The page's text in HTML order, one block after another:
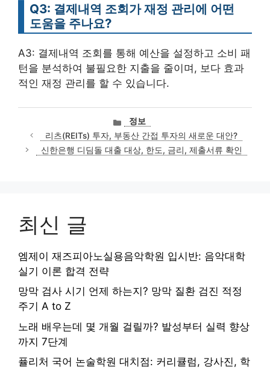
Q3: 결제내역 조회가 재정 관리에 어떤
도움을 주나요?
A3: 결제내역 조회를 통해 예산을 설정하고 소비 패
턴을 분석하여 불필요한 지출을 줄이며, 보다 효과
적인 재정 관리를 할 수 있습니다.
카
테
고
리
정보
리츠(REITs) 투자, 부동산 간접 투자의 새로운 대안?
신한은행 디딤돌 대출 대상, 한도, 금리, 제출서류 확인
최신 글
엠제이 재즈피아노실용음악학원 입시반: 음악대학
실기 이론 합격 전략
망막 검사 시기 언제 하는지? 망막 질환 검진 적정
주기 A to Z
노래 배우는데 몇 개월 걸릴까? 발성부터 실력 향상
까지 7단계
퓰리처 국어 논술학원 대치점: 커리큘럼, 강사진, 학